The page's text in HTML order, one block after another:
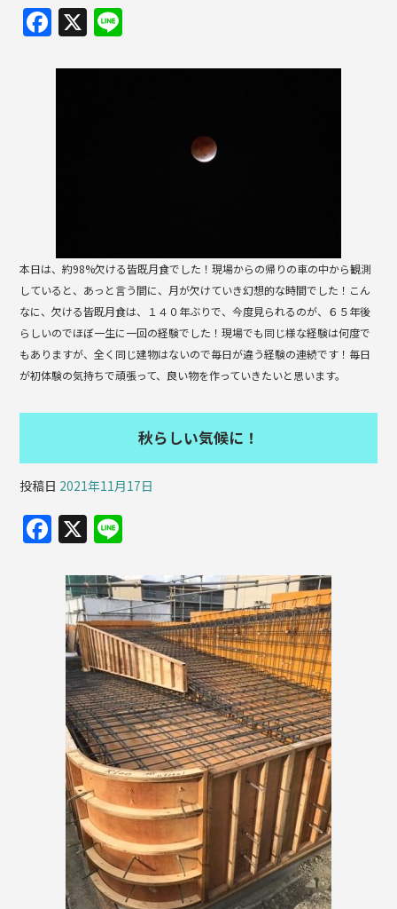
F
a
c
X
e
本日は、約98%欠ける皆既月食でした！現場からの帰りの車の中から観測
していると、あっと言う間に、月が欠けていき幻想的な時間でした！こん
なに、欠ける皆既月食は、１４０年ぶりで、今度見られるのが、６５年後
らしいのでほぼ一生に一回の経験でした！現場でも同じ様な経験は何度で
もありますが、全く同じ建物はないので毎日が違う経験の連続です！毎日
が初体験の気持ちで頑張って、良い物を作っていきたいと思います。
秋らしい気候に！
投稿日 2021年11月17日
F
a
c
e
b
o
o
k
X
e